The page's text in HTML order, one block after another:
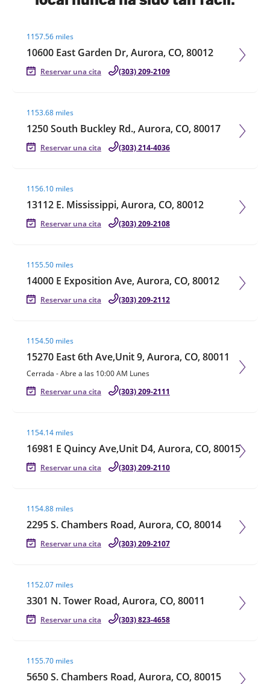
1157.56 miles
10600 East Garden Dr, Aurora, CO, 80012
Reservar una cita (303) 209-2109
1153.68 miles
1250 South Buckley Rd., Aurora, CO, 80017
Reservar una cita (303) 214-4036
1156.10 miles
13112 E. Mississippi, Aurora, CO, 80012
Reservar una cita (303) 209-2108
1155.50 miles
14000 E Exposition Ave, Aurora, CO, 80012
Reservar una cita (303) 209-2112
1154.50 miles
15270 East 6th Ave,Unit 9, Aurora, CO, 80011
Cerrada -Abre a las 10:00 AM Lunes
Reservar una cita
(303) 209-2111
1154.14 miles
16981 E Quincy Ave,Unit D4, Aurora, CO, 80015
Reservar una cita (303) 209-2110
1154.88 miles
2295 S. Chambers Road, Aurora, CO, 80014
Reservar una cita (303) 209-2107
1152.07 miles
3301 N. Tower Road, Aurora, CO, 80011
Reservar una cita (303) 823-4658
1155.70 miles
5650 S. Chambers Road, Aurora, CO, 80015